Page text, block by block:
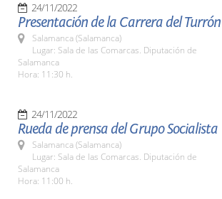
24/11/2022
Presentación de la Carrera del Turrón
Salamanca (Salamanca)
Lugar: Sala de las Comarcas. Diputación de
Salamanca
Hora: 11:30 h.
24/11/2022
Rueda de prensa del Grupo Socialista
Salamanca (Salamanca)
Lugar: Sala de las Comarcas. Diputación de
Salamanca
Hora: 11:00 h.